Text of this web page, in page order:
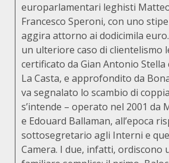
europarlamentari leghisti
Francesco Speroni, con uno
aggira attorno ai dodicimila
un ulteriore caso di clientelismo
certificato da Gian Antonio Stella
La Casta, e approfondito da
va segnalato lo scambio di
s’intende – operato nel 2001 da
e Edouard Ballaman, all’epoca
sottosegretario agli Interni e
Camera. I due, infatti, ordiscono